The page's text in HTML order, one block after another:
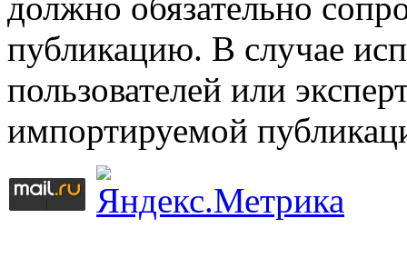
публикацию. В случае
пользователей или
импортируемой